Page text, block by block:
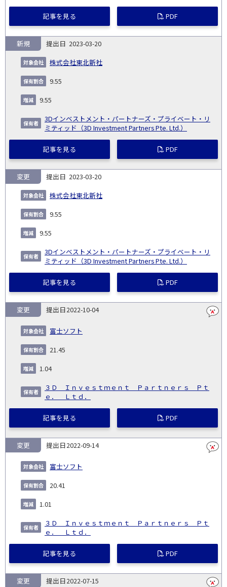
記事を見る PDF
2023-03-20
株式会社東北新社
新規
9.55
9.55
3Dインベストメント・パートナーズ・プライベート・リ
ミティッド（3D Investment Partners Pte. Ltd.）
記事を見る PDF
2023-03-20
株式会社東北新社
変更
9.55
9.55
3Dインベストメント・パートナーズ・プライベート・リ
ミティッド（3D Investment Partners Pte. Ltd.）
記事を見る PDF
2022-10-04
富士ソフト
変更
21.45
1.04
３Ｄ Ｉｎｖｅｓｔｍｅｎｔ Ｐａｒｔｎｅｒｓ Ｐｔ
ｅ． Ｌｔｄ．
記事を見る PDF
2022-09-14
富士ソフト
変更
20.41
1.01
３Ｄ Ｉｎｖｅｓｔｍｅｎｔ Ｐａｒｔｎｅｒｓ Ｐｔ
ｅ． Ｌｔｄ．
記事を見る PDF
2022-07-15
変更